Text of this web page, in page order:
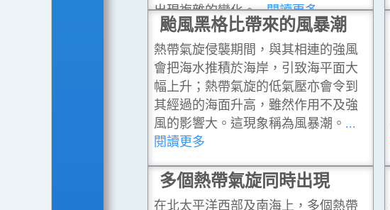
出現複雜的變化。...閱讀更多
颱風黑格比帶來的風暴潮
熱帶氣旋侵襲期間，與其相連的強風
會把海水推積於海岸，引致海平面大
幅上升；熱帶氣旋的低氣壓亦會令到
其經過的海面升高，雖然作用不及強
風的影響大。這現象稱為風暴潮。 ...
閱讀更多
多個熱帶氣旋同時出現
在北太平洋西部及南海上，多個熱帶